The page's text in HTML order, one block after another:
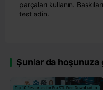
parçaları kullanın.
test edin.
Şunlar da